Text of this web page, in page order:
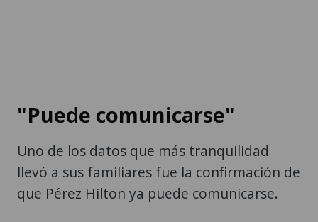
"Puede comunicarse"
Uno de los datos que más tranquilidad
llevó a sus familiares fue la confirmación de
que Pérez Hilton ya puede comunicarse.